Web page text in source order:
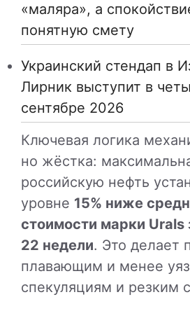
«маляра», а
понятную смету
Украинский стендап в
Лирник выступит в
сентябре 2026
Ключевая логика
но жёстка:
российскую нефть
уровне 15% ниже
стоимости марки Urals
22 недели. Это делает
плавающим и менее
спекуляциям и резким